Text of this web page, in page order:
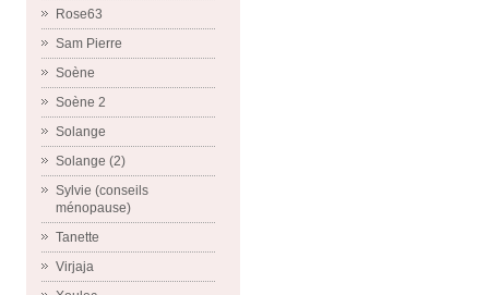
Rose63
Sam Pierre
Soène
Soène 2
Solange
Solange (2)
Sylvie (conseils
ménopause)
Tanette
Virjaja